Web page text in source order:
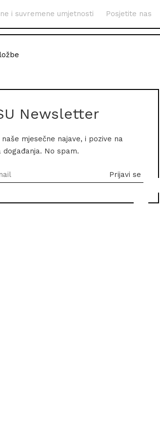
i suvremene umjetnosti Posjetite nas
Newsletter
mjesečne najave, i pozive na
događanja. No spam.